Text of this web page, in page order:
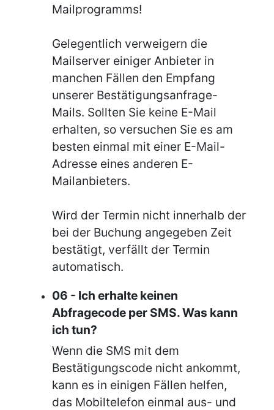
Mailprogramms!
Gelegentlich verweigern die
Mailserver einiger Anbieter in
manchen Fällen den Empfang
unserer Bestätigungsanfrage-
Mails. Sollten Sie keine E-Mail
erhalten, so versuchen Sie es am
besten einmal mit einer E-Mail-
Adresse eines anderen E-
Mailanbieters.
Wird der Termin nicht innerhalb der
bei der Buchung angegeben Zeit
bestätigt, verfällt der Termin
automatisch.
06 - Ich erhalte keinen
Abfragecode per SMS. Was kann
ich tun?
Wenn die SMS mit dem
Bestätigungscode nicht ankommt,
kann es in einigen Fällen helfen,
das Mobiltelefon einmal aus- und